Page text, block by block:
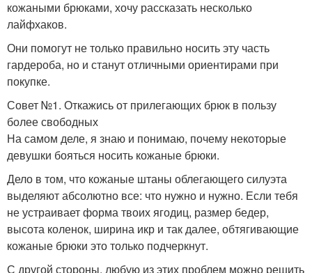
кожаными брюками, хочу рассказать несколько
лайфхаков.
Они помогут не только правильно носить эту часть
гардероба, но и станут отличными ориентирами при
покупке.
Совет №1. Откажись от прилегающих брюк в пользу
более свободных
На самом деле, я знаю и понимаю, почему некоторые
девушки бояться носить кожаные брюки.
Дело в том, что кожаные штаны облегающего силуэта
выделяют абсолютно все: что нужно и нужно. Если тебя
не устраивает форма твоих ягодиц, размер бедер,
высота коленок, ширина икр и так далее, обтягивающие
кожаные брюки это только подчеркнут.
С другой стороны, любую из этих проблем можно решить